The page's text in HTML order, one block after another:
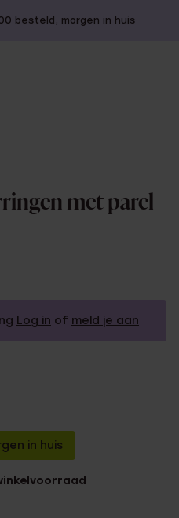
besteld, morgen in huis
met parel
Log in of meld je aan
in huis